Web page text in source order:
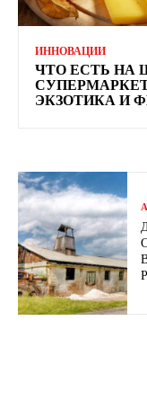
ИННОВАЦИИ
ЧТО ЕСТЬ НА
ЭКЗОТИКА И